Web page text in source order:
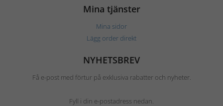
Mina tjänster
Mina sidor
Lägg order direkt
NYHETSBREV
Få e-post med förtur på exklusiva rabatter och nyheter.
Fyll i din e-postadress nedan.